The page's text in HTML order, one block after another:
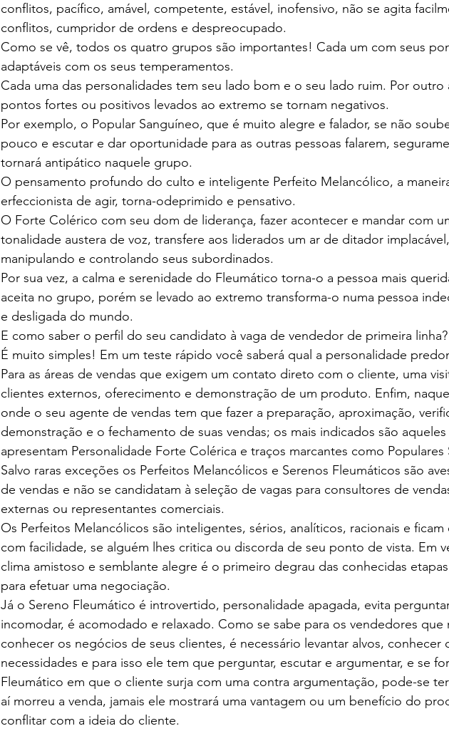
conflitos, pacífico, amável, competente, estável, inofensivo, não se agita
conflitos, cumpridor de ordens e despreocupado.
Como se vê, todos os quatro grupos são importantes! Cada um com seus
adaptáveis com os seus temperamentos.
Cada uma das personalidades tem seu lado bom e o seu lado ruim. Por outro
pontos fortes ou positivos levados ao extremo se tornam negativos.
Por exemplo, o Popular Sanguíneo, que é muito alegre e falador, se não
pouco e escutar e dar oportunidade para as outras pessoas falarem,
tornará antipático naquele grupo.
O pensamento profundo do culto e inteligente Perfeito Melancólico, a
erfeccionista de agir, torna-odeprimido e pensativo.
O Forte Colérico com seu dom de liderança, fazer acontecer e mandar com
tonalidade austera de voz, transfere aos liderados um ar de ditador implacável,
manipulando e controlando seus subordinados.
Por sua vez, a calma e serenidade do Fleumático torna-o a pessoa mais
aceita no grupo, porém se levado ao extremo transforma-o numa pessoa
e desligada do mundo.
E como saber o perfil do seu candidato à vaga de vendedor de primeira linha?
É muito simples! Em um teste rápido você saberá qual a personalidade
Para as áreas de vendas que exigem um contato direto com o cliente, uma
clientes externos, oferecimento e demonstração de um produto. Enfim,
onde o seu agente de vendas tem que fazer a preparação, aproximação,
demonstração e o fechamento de suas vendas; os mais indicados são
apresentam Personalidade Forte Colérica e traços marcantes como Populares
Salvo raras exceções os Perfeitos Melancólicos e Serenos Fleumáticos são
de vendas e não se candidatam à seleção de vagas para consultores de
externas ou representantes comerciais.
Os Perfeitos Melancólicos são inteligentes, sérios, analíticos, racionais e
com facilidade, se alguém lhes critica ou discorda de seu ponto de vista. Em
clima amistoso e semblante alegre é o primeiro degrau das conhecidas etapas
para efetuar uma negociação.
Já o Sereno Fleumático é introvertido, personalidade apagada, evita
incomodar, é acomodado e relaxado. Como se sabe para os vendedores que
conhecer os negócios de seus clientes, é necessário levantar alvos, conhecer
necessidades e para isso ele tem que perguntar, escutar e argumentar, e se
Fleumático em que o cliente surja com uma contra argumentação, pode-se
aí morreu a venda, jamais ele mostrará uma vantagem ou um benefício do
conflitar com a ideia do cliente.